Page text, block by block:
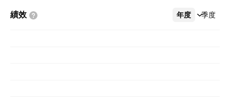
績效 年度 季度
更多